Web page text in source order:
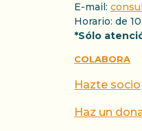
E-mail:
Horario: de
*Sólo
COLABORA
Hazte socio
Haz un